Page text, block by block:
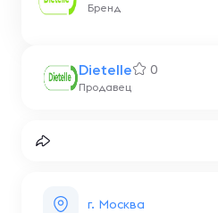
Dietelle 0
Продавец
Бренд
г. Москва